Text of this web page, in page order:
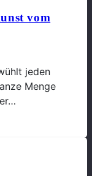
vom
jeden
Menge